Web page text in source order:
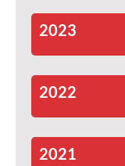
2023
2022
2021